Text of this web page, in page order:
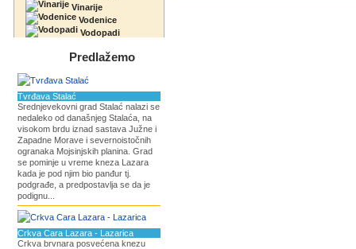
Vinarije
Vodenice
Vodopadi
Predlažemo
Tvrđava Stalać
Srednjevekovni grad Stalać nalazi se
nedaleko od današnjeg Stalaća, na
visokom brdu iznad sastava Južne i
Zapadne Morave i severnoistočnih
ogranaka Mojsinjskih planina. Grad
se pominje u vreme kneza Lazara
kada je pod njim bio panđur tj.
podgrađe, a predpostavlja se da je
podignu...
Crkva Cara Lazara - Lazarica
Crkva brvnara posvećena knezu